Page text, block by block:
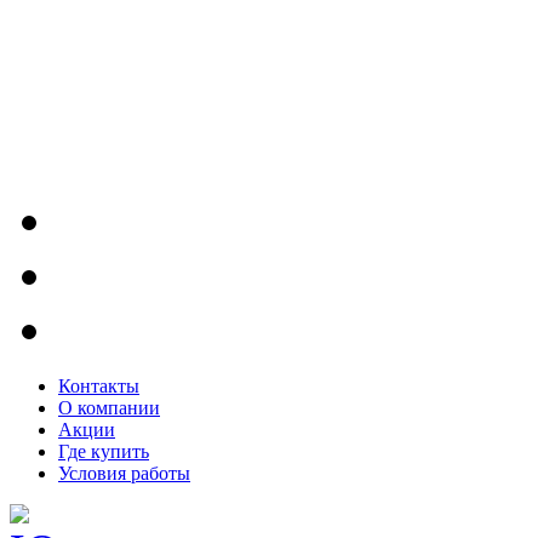
Контакты
О компании
Акции
Где купить
Условия работы